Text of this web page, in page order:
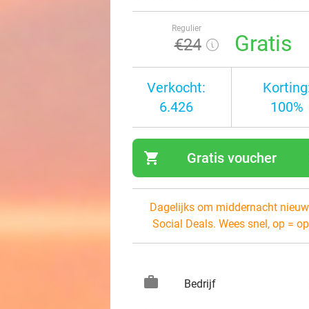
Regulier
€24 Gratis
Verkocht:
6.426
100%
shopping_cart Gratis voucher
Dagelijks om middernacht
Social Deals. Wees snel, op =
work Bedrijf